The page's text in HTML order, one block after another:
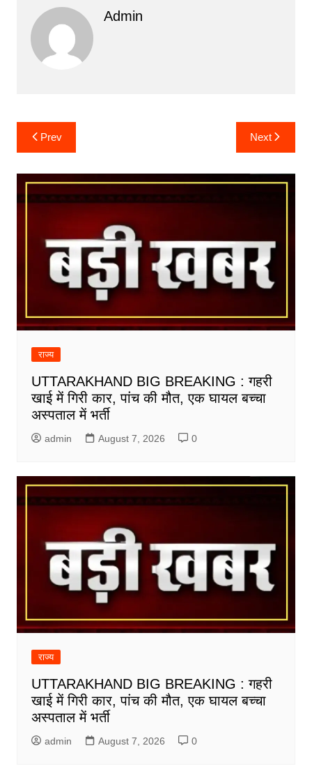
Admin
Post
navigation
Prev Next
राज्य
UTTARAKHAND BIG BREAKING : गहरी
खाई में गिरी कार, पांच की मौत, एक घायल बच्चा
अस्पताल में भर्ती
admin August 7, 2026 0
राज्य
UTTARAKHAND BIG BREAKING : गहरी
खाई में गिरी कार, पांच की मौत, एक घायल बच्चा
अस्पताल में भर्ती
admin August 7, 2026 0